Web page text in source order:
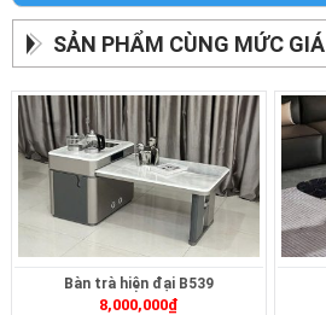
SẢN PHẨM CÙNG MỨC GIÁ
Bàn trà hiện đại B539
8,000,000₫